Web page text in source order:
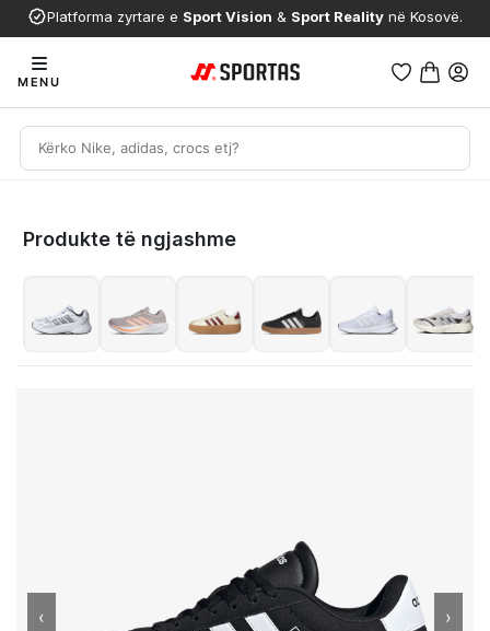
Platforma zyrtare e Sport Vision & Sport Reality në Kosovë.
MENU
Produkte të ngjashme
‹ ›